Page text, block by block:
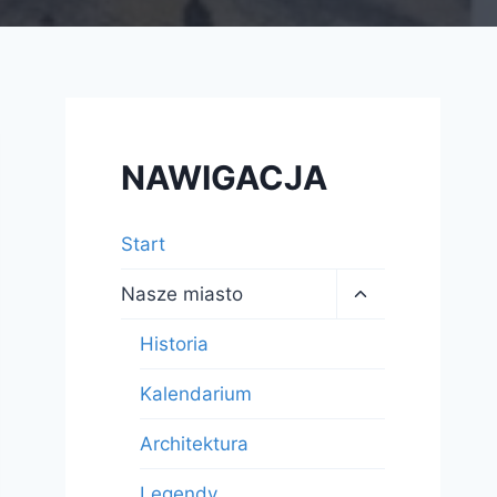
NAWIGACJA
Start
Nasze miasto
Przełącz
Historia
Kalendarium
Architektura